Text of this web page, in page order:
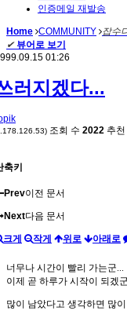
인증메일 재발송
Home COMMUNITY
잡수
✔ 뷰어로 보기
01:26
러지겠다...
조회 수 2022 추천
축키
Prev이전 문서
Next다음 문서
크게 작게 위로 아래로
너무나 시간이 빨리 가는군...
이제 곧 하루가 시작이 되겠
많이 남았다고 생각하면 많